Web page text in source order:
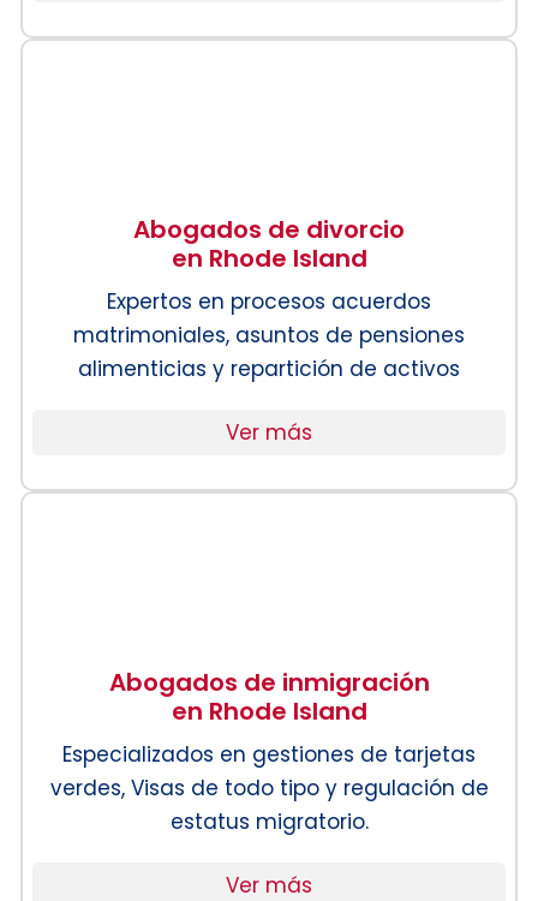
Abogados de divorcio
en Rhode Island
Expertos en procesos acuerdos
matrimoniales, asuntos de pensiones
alimenticias y repartición de activos
Ver más
Abogados de inmigración
en Rhode Island
Especializados en gestiones de tarjetas
verdes, Visas de todo tipo y regulación de
estatus migratorio.
Ver más